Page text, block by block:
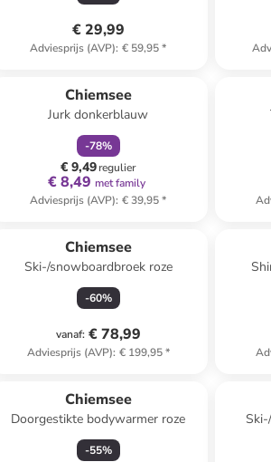
€ 29,99
Adviesprijs (AVP): € 59,95*
Chiemsee
Jurk donkerblauw
-78%
€ 9,49regulier
€ 8,49 met family
Adviesprijs (AVP): € 39,95*
Chiemsee
Ski-/snowboardbroek roze
-60%
vanaf: € 78,99
Adviesprijs (AVP): € 199,95*
Chiemsee
Doorgestikte bodywarmer roze
-55%